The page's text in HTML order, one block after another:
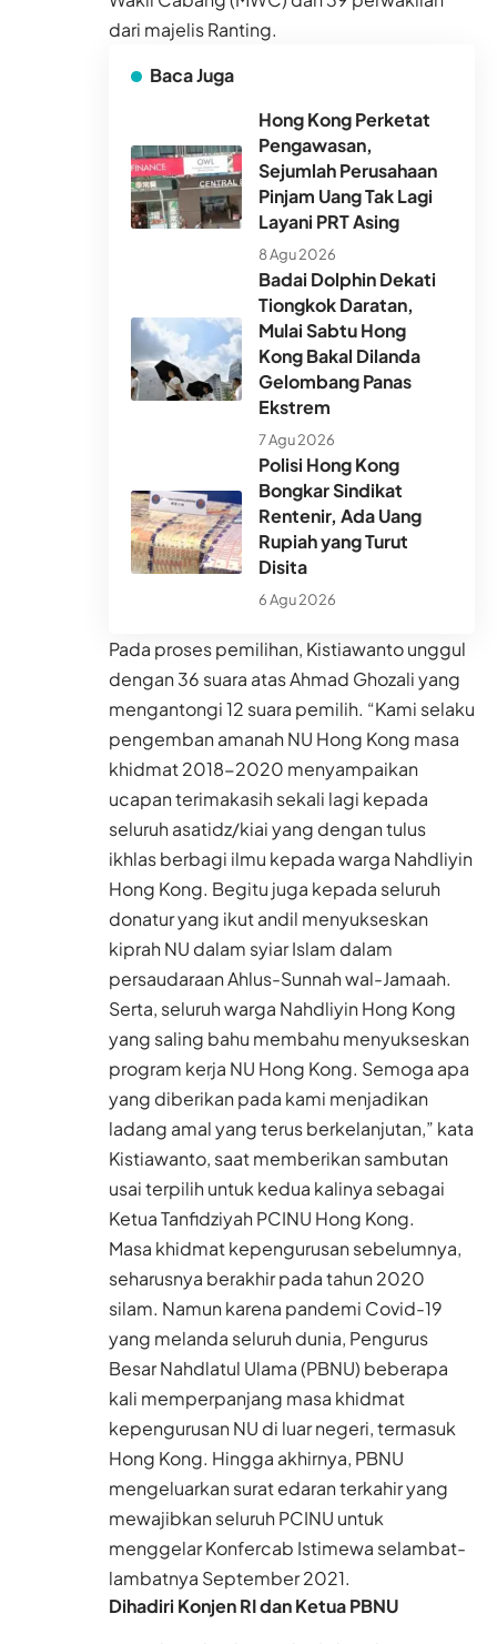
dari majelis Ranting.
Baca Juga
Hong Kong Perketat
Pengawasan,
Sejumlah Perusahaan
Pinjam Uang Tak Lagi
Layani PRT Asing
8 Agu 2026
Badai Dolphin Dekati
Tiongkok Daratan,
Mulai Sabtu Hong
Kong Bakal Dilanda
Gelombang Panas
Ekstrem
7 Agu 2026
Polisi Hong Kong
Bongkar Sindikat
Rentenir, Ada Uang
Rupiah yang Turut
Disita
6 Agu 2026
Pada proses pemilihan, Kistiawanto unggul
dengan 36 suara atas Ahmad Ghozali yang
mengantongi 12 suara pemilih. “Kami selaku
pengemban amanah NU Hong Kong masa
khidmat 2018-2020 menyampaikan
ucapan terimakasih sekali lagi kepada
seluruh asatidz/kiai yang dengan tulus
ikhlas berbagi ilmu kepada warga Nahdliyin
Hong Kong. Begitu juga kepada seluruh
donatur yang ikut andil menyukseskan
kiprah NU dalam syiar Islam dalam
persaudaraan Ahlus-Sunnah wal-Jamaah.
Serta, seluruh warga Nahdliyin Hong Kong
yang saling bahu membahu menyukseskan
program kerja NU Hong Kong. Semoga apa
yang diberikan pada kami menjadikan
ladang amal yang terus berkelanjutan,” kata
Kistiawanto, saat memberikan sambutan
usai terpilih untuk kedua kalinya sebagai
Ketua Tanfidziyah PCINU Hong Kong.
Masa khidmat kepengurusan sebelumnya,
seharusnya berakhir pada tahun 2020
silam. Namun karena pandemi Covid-19
yang melanda seluruh dunia, Pengurus
Besar Nahdlatul Ulama (PBNU) beberapa
kali memperpanjang masa khidmat
kepengurusan NU di luar negeri, termasuk
Hong Kong. Hingga akhirnya, PBNU
mengeluarkan surat edaran terkahir yang
mewajibkan seluruh PCINU untuk
menggelar Konfercab Istimewa selambat-
lambatnya September 2021.
Dihadiri Konjen RI dan Ketua PBNU